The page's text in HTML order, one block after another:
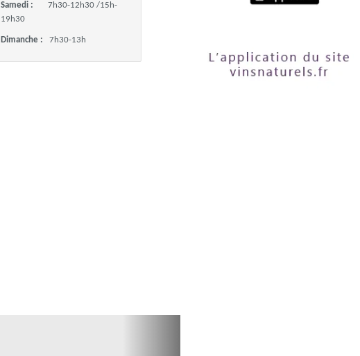
Samedi : 7h30-12h30 /15h-
19h30
Dimanche : 7h30-13h